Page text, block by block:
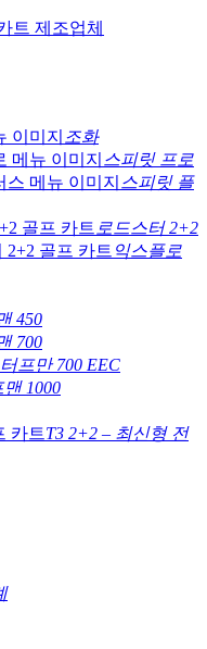
조화
스피릿 프로
스피릿 플
로드스터 2+2
익스플로
450
700
터프만 700 EEC
맨 1000
T3 2+2 – 최신형 전